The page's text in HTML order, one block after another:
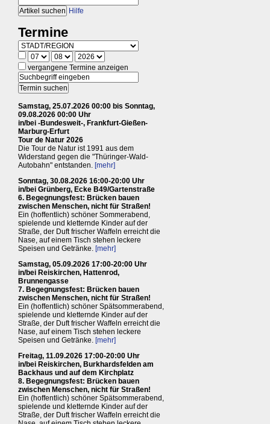
Hilfe
Termine
vergangene Termine anzeigen
Samstag, 25.07.2026 00:00 bis Sonntag,
09.08.2026 00:00 Uhr
in/bei -Bundesweit-, Frankfurt-Gießen-
Marburg-Erfurt
Tour de Natur 2026
Die Tour de Natur ist 1991 aus dem
Widerstand gegen die "Thüringer-Wald-
Autobahn" entstanden. [mehr]
Sonntag, 30.08.2026 16:00-20:00 Uhr
in/bei Grünberg, Ecke B49/Gartenstraße
6. Begegnungsfest: Brücken bauen
zwischen Menschen, nicht für Straßen!
Ein (hoffentlich) schöner Sommerabend,
spielende und kletternde Kinder auf der
Straße, der Duft frischer Waffeln erreicht die
Nase, auf einem Tisch stehen leckere
Speisen und Getränke. [mehr]
Samstag, 05.09.2026 17:00-20:00 Uhr
in/bei Reiskirchen, Hattenrod,
Brunnengasse
7. Begegnungsfest: Brücken bauen
zwischen Menschen, nicht für Straßen!
Ein (hoffentlich) schöner Spätsommerabend,
spielende und kletternde Kinder auf der
Straße, der Duft frischer Waffeln erreicht die
Nase, auf einem Tisch stehen leckere
Speisen und Getränke. [mehr]
Freitag, 11.09.2026 17:00-20:00 Uhr
in/bei Reiskirchen, Burkhardsfelden am
Backhaus und auf dem Kirchplatz
8. Begegnungsfest: Brücken bauen
zwischen Menschen, nicht für Straßen!
Ein (hoffentlich) schöner Spätsommerabend,
spielende und kletternde Kinder auf der
Straße, der Duft frischer Waffeln erreicht die